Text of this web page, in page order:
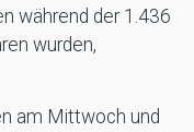
während der 1.436
wurden,
am Mittwoch und